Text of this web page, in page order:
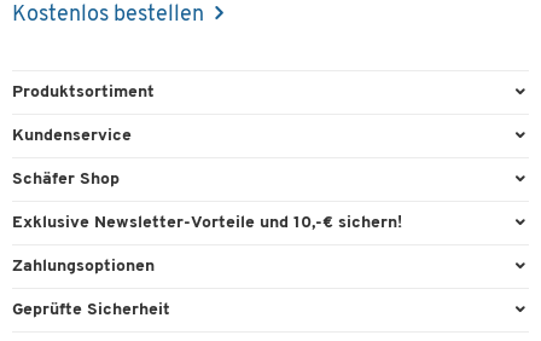
Kostenlos bestellen
Produktsortiment
Büroausstattung
Reinigung & Hygiene
Technik
Kundenservice
Direktbestellung
Kontaktformulare
Lieferinformationen
Schäfer Shop
Services & Leistungen
Workplace Solutions
Exklusive Newsletter-Vorteile und 10,-€ sichern!
Willkommensgutschein
Zahlungsoptionen
Paypal
Geprüfte Sicherheit